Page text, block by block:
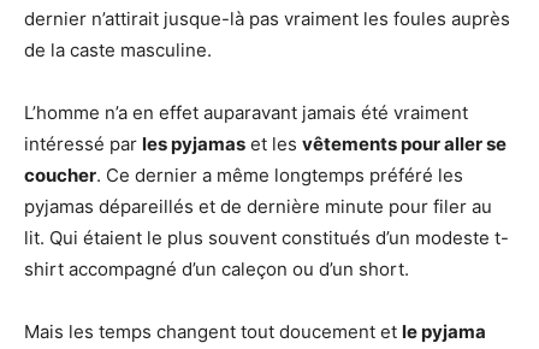
dernier n’attirait jusque-là pas vraiment les foules auprès
de la caste masculine.
L’homme n’a en effet auparavant jamais été vraiment
intéressé par les pyjamas et les vêtements pour aller se
coucher. Ce dernier a même longtemps préféré les
pyjamas dépareillés et de dernière minute pour filer au
lit. Qui étaient le plus souvent constitués d’un modeste t-
shirt accompagné d’un caleçon ou d’un short.
Mais les temps changent tout doucement et le pyjama